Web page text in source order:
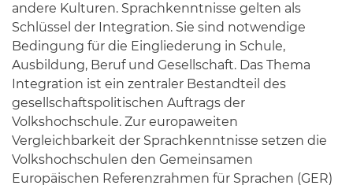
andere Kulturen. Sprachkenntnisse gelten als
Schlüssel der Integration. Sie sind notwendige
Bedingung für die Eingliederung in Schule,
Ausbildung, Beruf und Gesellschaft. Das Thema
Integration ist ein zentraler Bestandteil des
gesellschaftspolitischen Auftrags der
Volkshochschule. Zur europaweiten
Vergleichbarkeit der Sprachkenntnisse setzen die
Volkshochschulen den Gemeinsamen
Europäischen Referenzrahmen für Sprachen (GER)